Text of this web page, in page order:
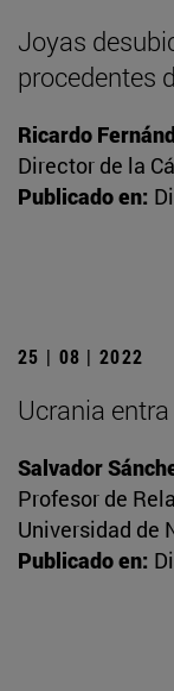
Joyas
procedentes
Ricardo
Director de la
Publicado en:
25 | 08 | 2022
Ucrania
Salvador
Profesor de
Universidad de
Publicado en: